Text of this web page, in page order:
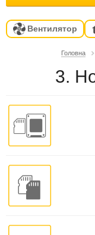
Вентилятор
Головна
3.